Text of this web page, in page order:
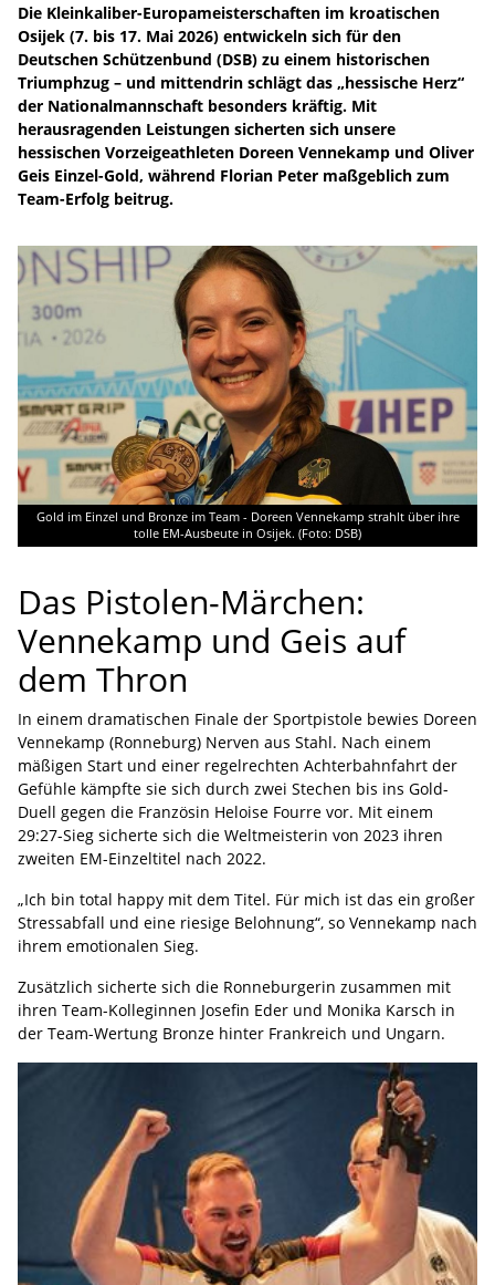
Die Kleinkaliber-Europameisterschaften im kroatischen
Osijek (7. bis 17. Mai 2026) entwickeln sich für den
Deutschen Schützenbund (DSB) zu einem historischen
Triumphzug – und mittendrin schlägt das „hessische Herz“
der Nationalmannschaft besonders kräftig. Mit
herausragenden Leistungen sicherten sich unsere
hessischen Vorzeigeathleten Doreen Vennekamp und Oliver
Geis Einzel-Gold, während Florian Peter maßgeblich zum
Team-Erfolg beitrug.
Gold im Einzel und Bronze im Team - Doreen Vennekamp strahlt über ihre
tolle EM-Ausbeute in Osijek. (Foto: DSB)
Das Pistolen-Märchen:
Vennekamp und Geis auf
dem Thron
In einem dramatischen Finale der Sportpistole bewies Doreen
Vennekamp (Ronneburg) Nerven aus Stahl. Nach einem
mäßigen Start und einer regelrechten Achterbahnfahrt der
Gefühle kämpfte sie sich durch zwei Stechen bis ins Gold-
Duell gegen die Französin Heloise Fourre vor. Mit einem
29:27-Sieg sicherte sich die Weltmeisterin von 2023 ihren
zweiten EM-Einzeltitel nach 2022.
„Ich bin total happy mit dem Titel. Für mich ist das ein großer
Stressabfall und eine riesige Belohnung“, so Vennekamp nach
ihrem emotionalen Sieg.
Zusätzlich sicherte sich die Ronneburgerin zusammen mit
ihren Team-Kolleginnen Josefin Eder und Monika Karsch in
der Team-Wertung Bronze hinter Frankreich und Ungarn.